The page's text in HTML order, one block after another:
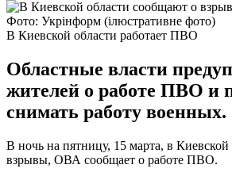
Фото: Укрінформ (ілюстративне фото)
В Киевской области работает ПВО
Областные власти
жителей о работе ПВО и
снимать работу военных.
В ночь на пятницу, 15 марта, в Киевской
взрывы, ОВА сообщает о работе ПВО.